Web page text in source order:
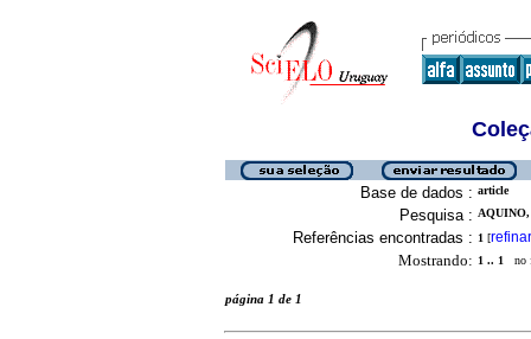
Base de dados : article
Pesquisa :
Referências encontradas : 1 [refinar
Mostrando: 1 .. 1 no
página 1 de 1